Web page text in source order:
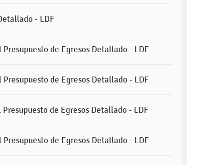
- LDF
de Egresos Detallado - LDF
de Egresos Detallado - LDF
de Egresos Detallado - LDF
de Egresos Detallado - LDF